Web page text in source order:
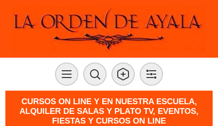
CURSOS ON LINE Y EN NUESTRA ESCUELA,
ALQUILER DE SALAS Y PLATO TV, EVENTOS,
FIESTAS Y CURSOS ON LINE